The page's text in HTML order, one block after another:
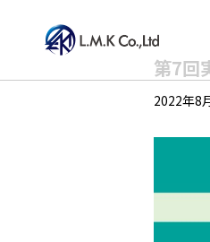
to
第7回
2022年8